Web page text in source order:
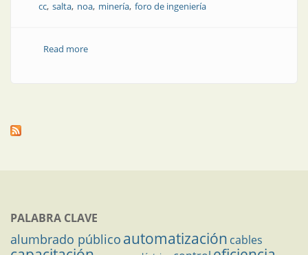
cc salta noa minería foro de ingeniería
Read moreabout Salta: minería, renovables y transporte de la
PALABRA CLAVE
alumbrado público automatización cables